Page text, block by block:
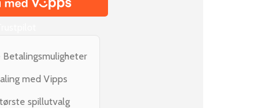
Betalingsmuligheter
med Vipps
spillutvalg